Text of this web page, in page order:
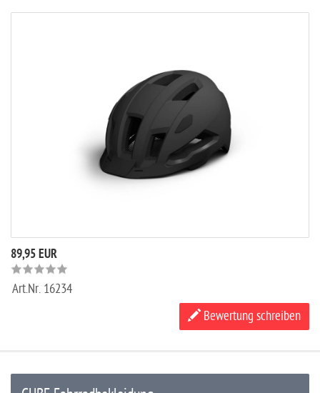
89,95 EUR
Art.Nr. 16234
Bewertung schreiben